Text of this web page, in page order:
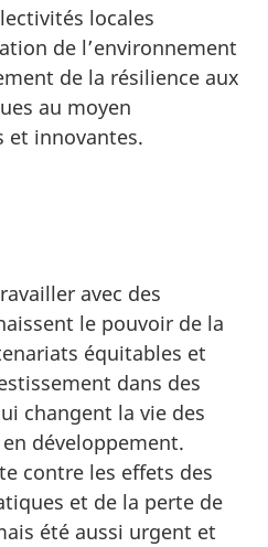
locales
de l’environnement
de la résilience aux
au moyen
et innovantes.
avec des
le pouvoir de la
équitables et
dans des
changent la vie des
développement.
contre les effets des
et de la perte de
été aussi urgent et